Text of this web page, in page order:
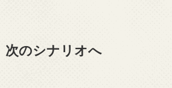
次のシナリオへ